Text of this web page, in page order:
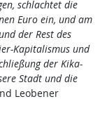
schlachtet die
Euro ein, und am
der Rest des
Kapitalismus und
der Kika-
Stadt und die
Leobener